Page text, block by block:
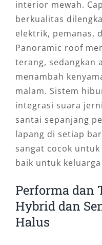
interior mewah.
berkualitas
elektrik, pemanas,
Panoramic roof
terang, sedangkan
menambah
malam. Sistem
integrasi suara
santai sepanjang
lapang di setiap
sangat cocok
baik untuk
Performa dan
Hybrid dan
Halus